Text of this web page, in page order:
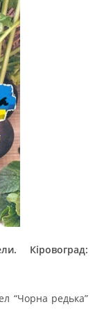
Кіровоград:
“Чорна редька”